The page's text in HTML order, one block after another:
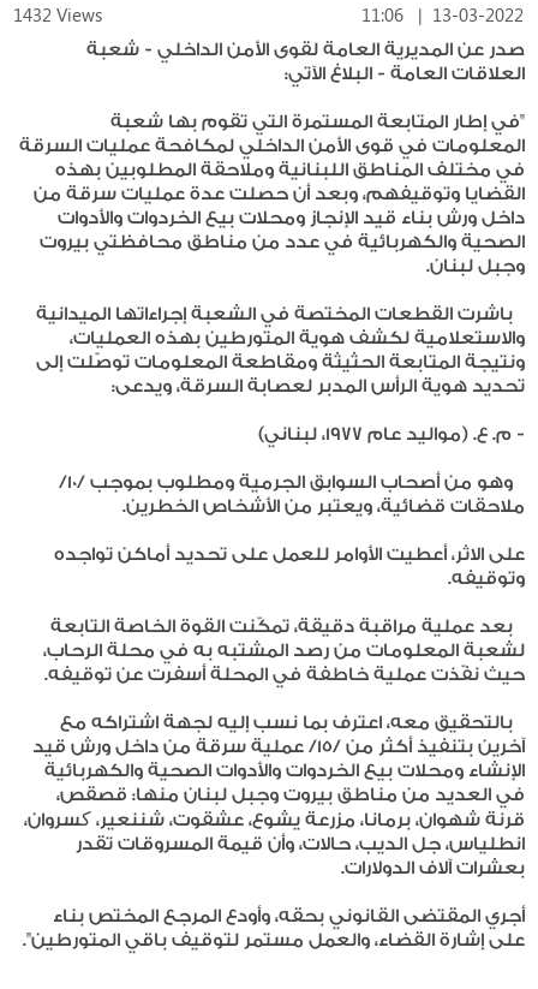
1432 Views 11:06 | 13-03-2022
صدر عن المديرية العامة لقوى الأمن الداخلي - شعبة
العلاقات العامة - البلاغ الآتي:
"في إطار المتابعة المستمرة التي تقوم بها شعبة
المعلومات في قوى الأمن الداخلي لمكافحة عمليات السرقة
في مختلف المناطق اللبنانية وملاحقة المطلوبين بهذه
القضايا وتوقيفهم، وبعد أن حصلت عدة عمليات سرقة من
داخل ورش بناء قيد الإنجاز ومحلات بيع الخردوات والأدوات
الصحية والكهربائية في عدد من مناطق محافظتي بيروت
وجبل لبنان.
باشرت القطعات المختصة في الشعبة إجراءاتها الميدانية
والاستعلامية لكشف هوية المتورطين بهذه العمليات،
ونتيجة المتابعة الحثيثة ومقاطعة المعلومات توصّلت إلى
تحديد هوية الرأس المدبر لعصابة السرقة، ويدعى:
- م. ع. (مواليد عام ١٩٧٧، لبناني)
وهو من أصحاب السوابق الجرمية ومطلوب بموجب /١٠/
ملاحقات قضائية، ويعتبر من الأشخاص الخطرين.
على الاثر، أعطيت الأوامر للعمل على تحديد أماكن تواجده
وتوقيفه.
بعد عملية مراقبة دقيقة، تمكّنت القوة الخاصة التابعة
لشعبة المعلومات من رصد المشتبه به في محلة الرحاب،
حيث نفّذت عملية خاطفة في المحلة أسفرت عن توقيفه.
بالتحقيق معه، اعترف بما نسب إليه لجهة اشتراكه مع
آخرين بتنفيذ أكثر من /١٥/ عملية سرقة من داخل ورش قيد
الإنشاء ومحلات بيع الخردوات والأدوات الصحية والكهربائية
في العديد من مناطق بيروت وجبل لبنان منها: قصقص،
قرنة شهوان، برمانا، مزرعة يشوع، عشقوت، شننعير، کسروان،
انطلياس، جل الديب، حالات، وأن قيمة المسروقات تقدر
بعشرات آلاف الدولارات.
أجري المقتضى القانوني بحقه، وأودع المرجع المختص بناء
على إشارة القضاء، والعمل مستمر لتوقيف باقي المتورطين".